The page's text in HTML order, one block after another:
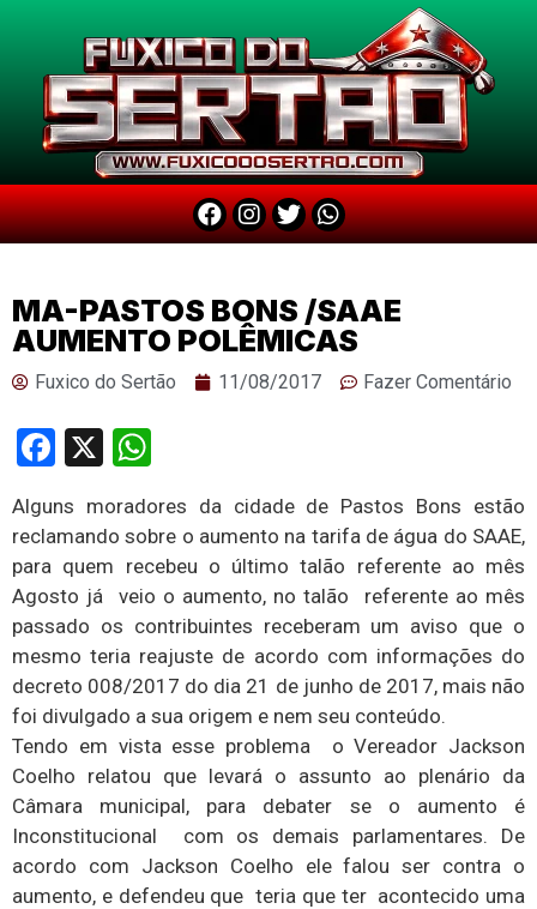
MA-PASTOS BONS /SAAE
AUMENTO POLÊMICAS
Fuxico do Sertão 11/08/2017 Fazer Comentário
Facebook
X
Alguns moradores da cidade de Pastos Bons estão
reclamando sobre o aumento na tarifa de água do SAAE,
para quem recebeu o último talão referente ao mês
Agosto já veio o aumento, no talão referente ao mês
passado os contribuintes receberam um aviso que o
mesmo teria reajuste de acordo com informações do
decreto 008/2017 do dia 21 de junho de 2017, mais não
foi divulgado a sua origem e nem seu conteúdo.
Tendo em vista esse problema o Vereador Jackson
Coelho relatou que levará o assunto ao plenário da
Câmara municipal, para debater se o aumento é
Inconstitucional com os demais parlamentares. De
acordo com Jackson Coelho ele falou ser contra o
aumento, e defendeu que teria que ter acontecido uma